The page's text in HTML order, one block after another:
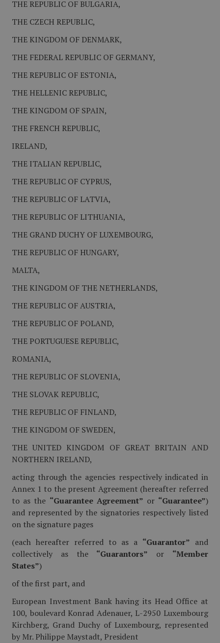
THE REPUBLIC OF BULGARIA,
THE CZECH REPUBLIC,
THE KINGDOM OF DENMARK,
THE FEDERAL REPUBLIC OF GERMANY,
THE REPUBLIC OF ESTONIA,
THE HELLENIC REPUBLIC,
THE KINGDOM OF SPAIN,
THE FRENCH REPUBLIC,
IRELAND,
THE ITALIAN REPUBLIC,
THE REPUBLIC OF CYPRUS,
THE REPUBLIC OF LATVIA,
THE REPUBLIC OF LITHUANIA,
THE GRAND DUCHY OF LUXEMBOURG,
THE REPUBLIC OF HUNGARY,
MALTA,
THE KINGDOM OF THE NETHERLANDS,
THE REPUBLIC OF AUSTRIA,
THE REPUBLIC OF POLAND,
THE PORTUGUESE REPUBLIC,
ROMANIA,
THE REPUBLIC OF SLOVENIA,
THE SLOVAK REPUBLIC,
THE REPUBLIC OF FINLAND,
THE KINGDOM OF SWEDEN,
THE UNITED KINGDOM OF GREAT BRITAIN AND
NORTHERN IRELAND,
acting through the agencies respectively indicated in
Annex 1 to the present Agreement (hereafter referred
to as the “Guarantee Agreement” or “Guarantee”)
and represented by the signatories respectively listed
on the signature pages
(each hereafter referred to as a “Guarantor” and
collectively as the “Guarantors” or “Member
States”)
of the first part, and
European Investment Bank having its Head Office at
100, boulevard Konrad Adenauer, L-2950 Luxembourg
Kirchberg, Grand Duchy of Luxembourg, represented
by Mr. Philippe Maystadt, President